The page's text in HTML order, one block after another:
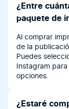
¿Entre
paquete de
Al comprar
de la
Puedes
Instagram
opciones.
¿Estaré